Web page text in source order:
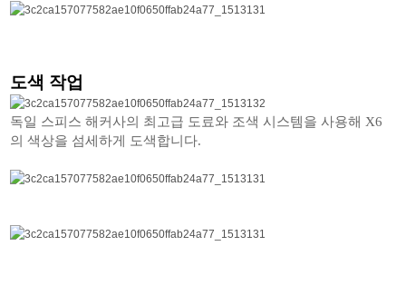
도색 작업
독일 스피스 해커사의 최고급 도료와 조색 시스템을 사용해 X6
의 색상을 섬세하게 도색합니다.